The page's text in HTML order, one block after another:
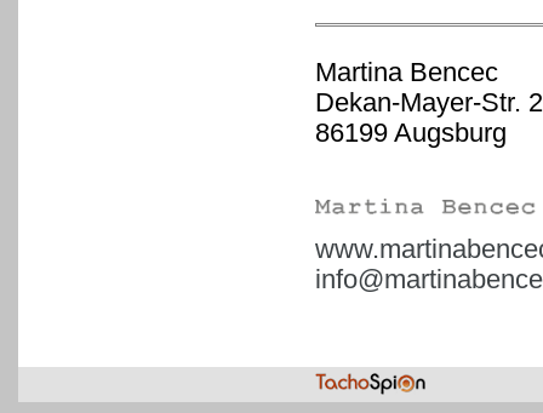
Martina Bencec
Dekan-Mayer-Str. 2
86199 Augsburg